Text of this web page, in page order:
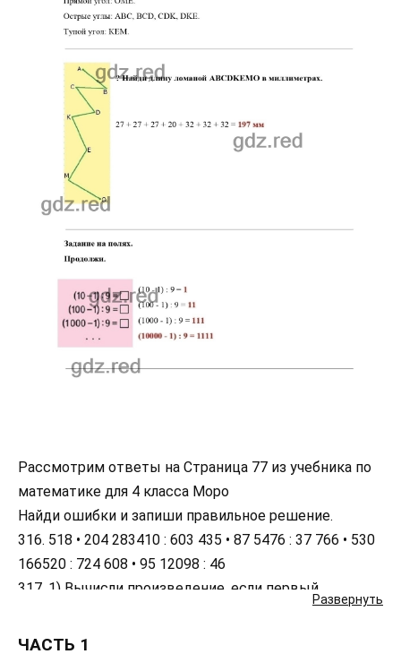
Развернуть
Рассмотрим ответы на Страница 77 из учебника по
математике для 4 класса Моро
Найди ошибки и запиши правильное решение.
316. 518 • 204 283410 : 603 435 • 87 5476 : 37 766 • 530
166520 : 724 608 • 95 12098 : 46
317. 1) Вычисли произведение, если первый
множитель 76 и он меньше второго множителя на
28.2) Вычисли частное, если делимое 1792 и оно
ЧАСТЬ 1